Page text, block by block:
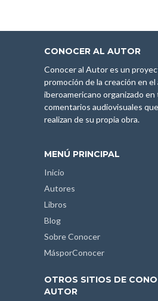
CONOCER AL AUTOR
Conocer al Autor es un
promoción de la creación en el
iberoamericano organizado en
comentarios audiovisuales
realizan de su propia obra.
MENÚ PRINCIPAL
Inicio
Autores
Libros
Blog
Sobre Conocer
MásporConocer
OTROS SITIOS DE
AUTOR